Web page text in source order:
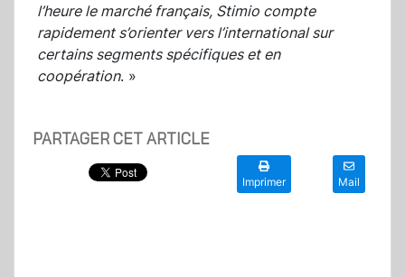
l’heure le marché français, Stimio compte
rapidement s’orienter vers l’international sur
certains segments spécifiques et en
coopération. »
PARTAGER CET ARTICLE
Imprimer Mail